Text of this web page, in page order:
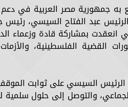
به جمهورية مصر العربية في
عبد الفتاح السيسي، رئيس
انعقدت بمشاركة قادة وزعماء
القضية الفلسطينية،
السيسي على ثوابت الموقف
والتوصل إلى حلول سلمية